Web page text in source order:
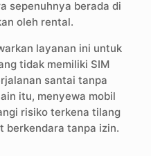
sepenuhnya berada di
oleh rental.
layanan ini untuk
tidak memiliki SIM
santai tanpa
itu, menyewa mobil
risiko terkena tilang
berkendara tanpa izin.